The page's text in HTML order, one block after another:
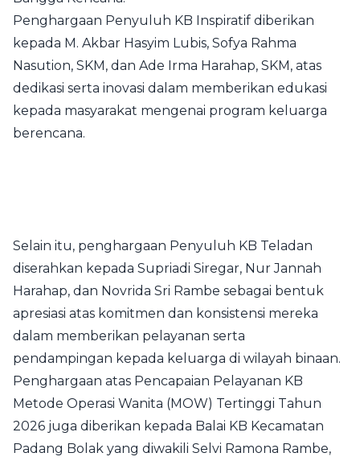
Penghargaan Penyuluh KB Inspiratif diberikan
kepada M. Akbar Hasyim Lubis, Sofya Rahma
Nasution, SKM, dan Ade Irma Harahap, SKM, atas
dedikasi serta inovasi dalam memberikan edukasi
kepada masyarakat mengenai program keluarga
berencana.
Selain itu, penghargaan Penyuluh KB Teladan
diserahkan kepada Supriadi Siregar, Nur Jannah
Harahap, dan Novrida Sri Rambe sebagai bentuk
apresiasi atas komitmen dan konsistensi mereka
dalam memberikan pelayanan serta
pendampingan kepada keluarga di wilayah binaan.
Penghargaan atas Pencapaian Pelayanan KB
Metode Operasi Wanita (MOW) Tertinggi Tahun
2026 juga diberikan kepada Balai KB Kecamatan
Padang Bolak yang diwakili Selvi Ramona Rambe,